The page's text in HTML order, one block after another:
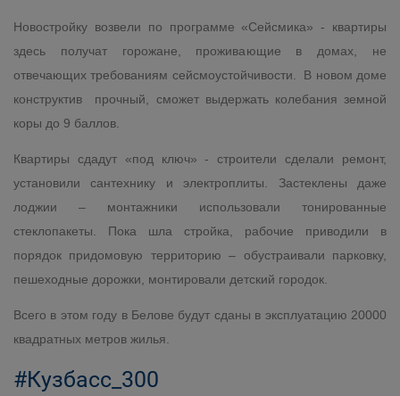
Новостройку возвели по программе «Сейсмика» - квартиры
здесь получат горожане, проживающие в домах, не
отвечающих требованиям сейсмоустойчивости. В новом доме
конструктив прочный, сможет выдержать колебания земной
коры до 9 баллов.
Квартиры сдадут «под ключ» - строители сделали ремонт,
установили сантехнику и электроплиты. Застеклены даже
лоджии – монтажники использовали тонированные
стеклопакеты. Пока шла стройка, рабочие приводили в
порядок придомовую территорию – обустраивали парковку,
пешеходные дорожки, монтировали детский городок.
Всего в этом году в Белове будут сданы в эксплуатацию 20000
квадратных метров жилья.
#Кузбасс_300